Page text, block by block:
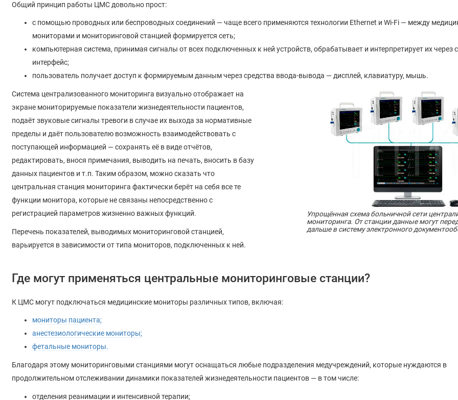
Общий принцип работы ЦМС довольно прост:
с помощью проводных или беспроводных соединений — чаще всего применяются технологии Ethernet и Wi-Fi — между
мониторами и мониторинговой станцией формируется сеть;
компьютерная система, принимая сигналы от всех подключенных к ней устройств, обрабатывает и интерпретирует их через
интерфейс;
пользователь получает доступ к формируемым данным через средства ввода-вывода — дисплей, клавиатуру, мышь.
Система централизованного мониторинга визуально отображает на
экране мониторируемые показатели жизнедеятельности пациентов,
подаёт звуковые сигналы тревоги в случае их выхода за нормативные
пределы и даёт пользователю возможность взаимодействовать с
поступающей информацией — сохранять её в виде отчётов,
редактировать, внося примечания, выводить на печать, вносить в базу
данных пациентов и т.п. Таким образом, можно сказать что
центральная станция мониторинга фактически берёт на себя все те
функции монитора, которые не связаны непосредственно с
регистрацией параметров жизненно важных функций.
Перечень показателей, выводимых мониторинговой станцией,
варьируется в зависимости от типа мониторов, подключенных к ней.
Упрощённая схема больничной сети
мониторинга. От станции данные могут
дальше в систему электронного
Где могут применяться центральные мониторинговые станции?
К ЦМС могут подключаться медицинские мониторы различных типов, включая:
мониторы пациента;
анестезиологические мониторы;
фетальные мониторы.
Благодаря этому мониторинговыми станциями могут оснащаться любые подразделения медучреждений, которые нуждаются в
продолжительном отслеживании динамики показателей жизнедеятельности пациентов — в том числе:
отделения реанимации и интенсивной терапии;